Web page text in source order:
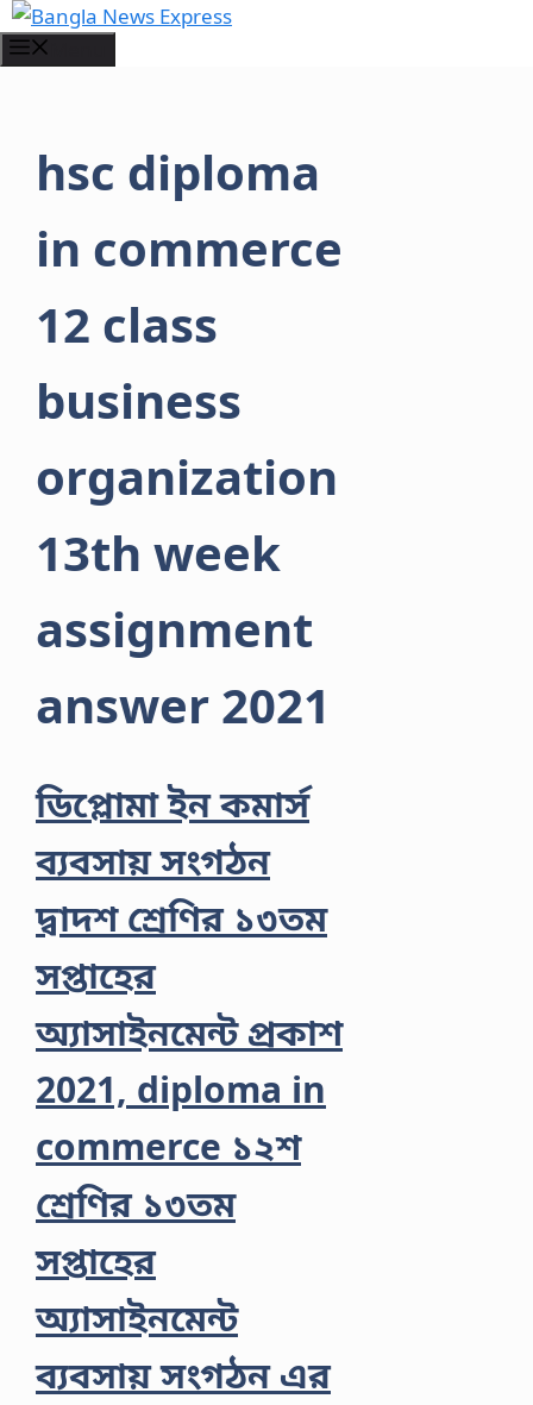
Skip
to
hsc diploma
in commerce
12 class
business
organization
13th week
assignment
answer 2021
ডিপ্লোমা ইন কমার্স
ব্যবসায় সংগঠন
দ্বাদশ শ্রেণির ১৩তম
সপ্তাহের
অ্যাসাইনমেন্ট প্রকাশ
2021, diploma in
commerce ১২শ
শ্রেণির ১৩তম
সপ্তাহের
অ্যাসাইনমেন্ট
ব্যবসায় সংগঠন এর